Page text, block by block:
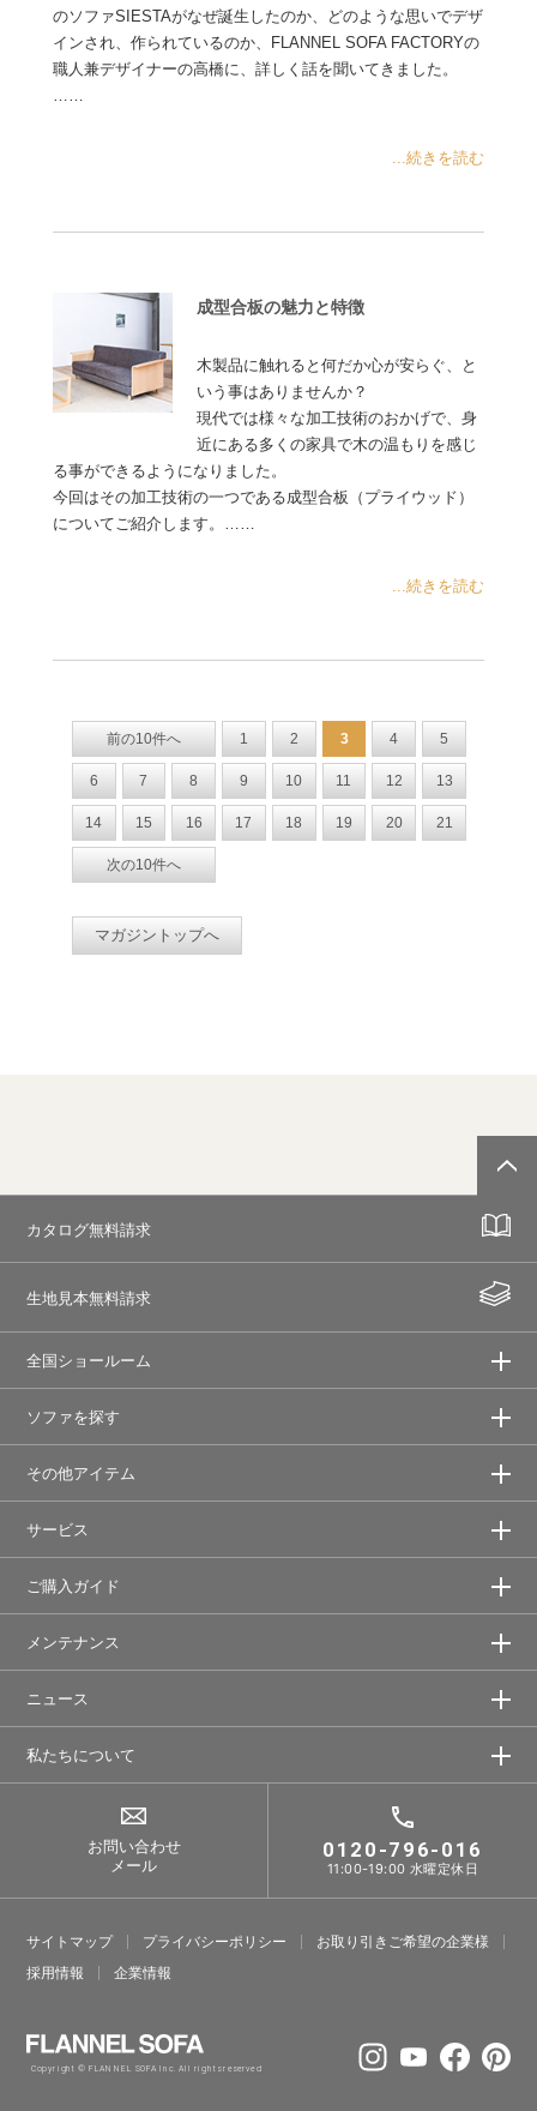
のソファSIESTAがなぜ誕生したのか、どのような思いでデザ
インされ、作られているのか、FLANNEL SOFA FACTORYの
職人兼デザイナーの高橋に、詳しく話を聞いてきました。
……
...続きを読む
成型合板の魅力と特徴
木製品に触れると何だか心が安らぐ、と
いう事はありませんか？
現代では様々な加工技術のおかげで、身
近にある多くの家具で木の温もりを感じ
る事ができるようになりました。
今回はその加工技術の一つである成型合板（プライウッド）
についてご紹介します。……
...続きを読む
前の10件へ 1 2 3 4 5
6 7 8 9 10 11 12 13
14 15 16 17 18 19 20 21
次の10件へ
マガジントップへ
カタログ無料請求
生地見本無料請求
全国ショールーム
ソファを探す
その他アイテム
サービス
ご購入ガイド
メンテナンス
ニュース
私たちについて
お問い合わせ
メール
0120-796-016
11:00-19:00 水曜定休日
サイトマップ プライバシーポリシー
お取り引きご希望の企業様
採⽤情報
企業情報
Copyright © FLANNEL SOFA Inc. All rights reserved